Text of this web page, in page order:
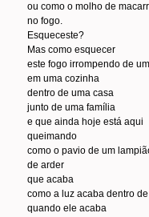
ou como o molho de
no fogo.
Esqueceste?
Mas como esquecer
este fogo irrompendo de
em uma cozinha
dentro de uma casa
junto de uma família
e que ainda hoje está aqui
queimando
como o pavio de um
de arder
que acaba
como a luz acaba dentro
quando ele acaba